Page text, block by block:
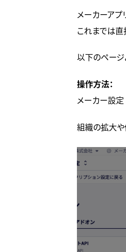
メーカーアプ
これまでは
以下のページ
操作方法：
メーカー設
組織の拡大や